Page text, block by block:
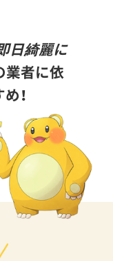
日綺麗に
業者に依
！